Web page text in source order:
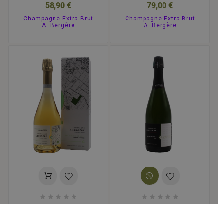
58,90 €
Champagne Extra Brut
A. Bergère
79,00 €
Champagne Extra Brut
A. Bergère
         